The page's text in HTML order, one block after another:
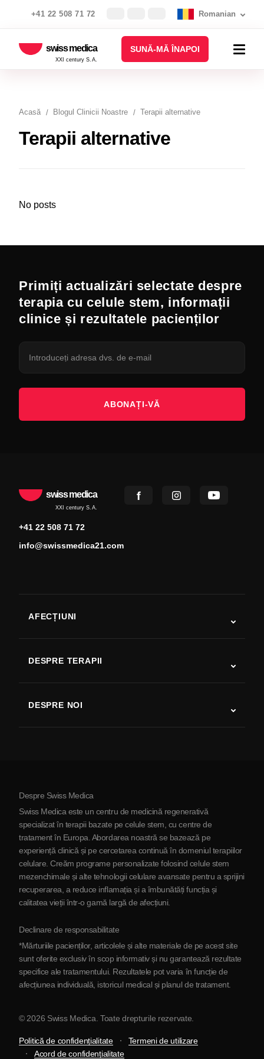
+41 22 508 71 72 Romanian
swiss medica
XXI century S.A.
SUNĂ-MĂ ÎNAPOI
Acasă Blogul Clinicii Noastre Terapii alternative
Terapii alternative
No posts
Primiți actualizări selectate despre
terapia cu celule stem, informații
clinice și rezultatele pacienților
ABONAȚI-VĂ
swiss medica
XXI century S.A.
+41 22 508 71 72
info@swissmedica21.com
AFECȚIUNI
Boala Parkinson
Artrită
DESPRE TERAPII
DESPRE NOI
Despre Serbia
Parteneriat
Contactaţi-ne
Despre Swiss Medica
Swiss Medica este un centru de medicină regenerativă
specializat în terapii bazate pe celule stem, cu centre de
tratament în Europa. Abordarea noastră se bazează pe
experiență clinică și pe cercetarea continuă în domeniul terapiilor
celulare. Creăm programe personalizate folosind celule stem
mezenchimale și alte tehnologii celulare avansate pentru a sprijini
recuperarea, a reduce inflamația și a îmbunătăți funcția și
calitatea vieții într-o gamă largă de afecțiuni.
Declinare de responsabilitate
*Mărturiile pacienților, articolele și alte materiale de pe acest site
sunt oferite exclusiv în scop informativ și nu garantează rezultate
specifice ale tratamentului. Rezultatele pot varia în funcție de
afecțiunea individuală, istoricul medical și planul de tratament.
© 2026 Swiss Medica. Toate drepturile rezervate.
Politică de confidențialitate
Termeni de utilizare
Acord de confidențialitate